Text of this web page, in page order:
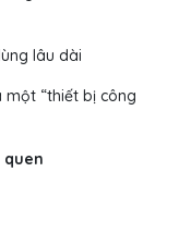
lâu dài
một “thiết bị công
quen